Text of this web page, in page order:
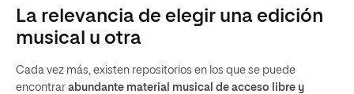
La relevancia de elegir una edición
musical u otra
Cada vez más, existen repositorios en los que se puede
encontrar abundante material musical de acceso libre y